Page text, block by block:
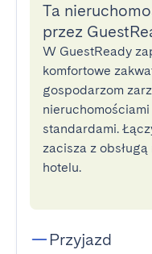
Ta
przez
W GuestReady
komfortowe
gospodarzom
standardami.
zacisza z
hotelu.
Przyjazd